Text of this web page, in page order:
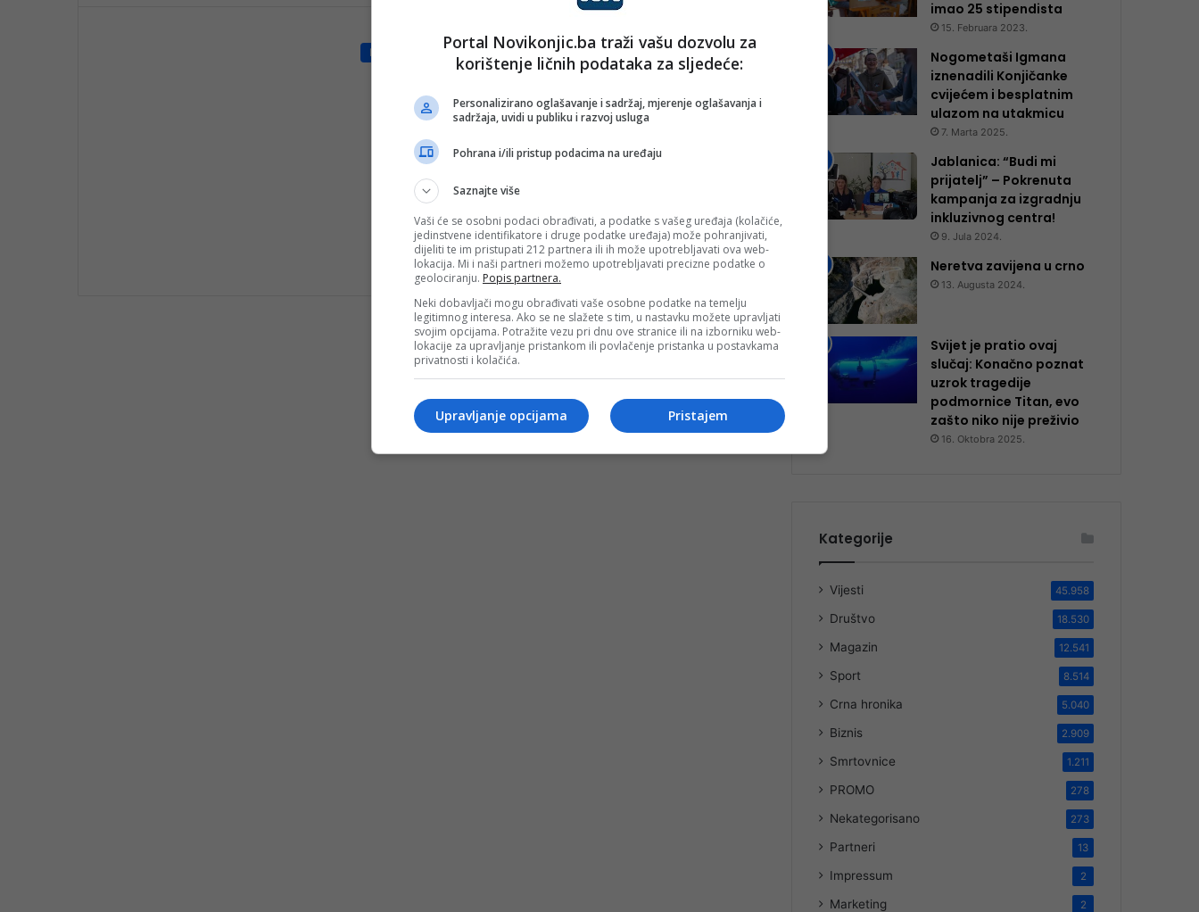
Društvo
Emin iz Gornjeg Vakufa drži
medvjede i hrani ih
palačinkama
medvjedima kao što to čini Emin Ljutić iz Gornjeg
Vakufa/Uskoplja. Redovno…
Pročitaj više
imao 25 ​​stipendista
15. Februara 2023.
Nogometaši Igmana
iznenadili Konjičanke
cvijećem i besplatnim
ulazom na utakmicu
7. Marta 2025.
Jablanica: “Budi mi
prijatelj” – Pokrenuta
kampanja za izgradnju
inkluzivnog centra!
9. Jula 2024.
Neretva zavijena u crno
13. Augusta 2024.
Svijet je pratio ovaj
slučaj: Konačno poznat
uzrok tragedije
podmornice Titan, evo
zašto niko nije preživio
16. Oktobra 2025.
Kategorije
Vijesti 45.958
Društvo 18.530
Magazin 12.541
Sport 8.514
Crna hronika 5.040
Biznis 2.909
Smrtovnice 1.211
PROMO 278
Nekategorisano 273
Partneri 13
Impressum 2
Marketing 2
Portal Novikonjic.ba traži vašu dozvolu za
korištenje ličnih podataka za sljedeće:
Personalizirano oglašavanje i sadržaj, mjerenje oglašavanja i
sadržaja, uvidi u publiku i razvoj usluga
Pohrana i/ili pristup podacima na uređaju
Saznajte više
Vaši će se osobni podaci obrađivati, a podatke s vašeg uređaja (kolačiće,
jedinstvene identifikatore i druge podatke uređaja) može pohranjivati,
dijeliti te im pristupati 212 partnera ili ih može upotrebljavati ova web-
lokacija. Mi i naši partneri možemo upotrebljavati precizne podatke o
geolociranju. Popis partnera.
Neki dobavljači mogu obrađivati vaše osobne podatke na temelju
legitimnog interesa. Ako se ne slažete s tim, u nastavku možete upravljati
svojim opcijama. Potražite vezu pri dnu ove stranice ili na izborniku web-
lokacije za upravljanje pristankom ili povlačenje pristanka u postavkama
privatnosti i kolačića.
Pristajem
Upravljanje opcijama